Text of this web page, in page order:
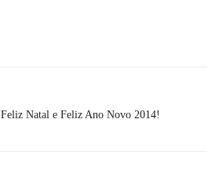
Natal e Feliz Ano Novo 2014!